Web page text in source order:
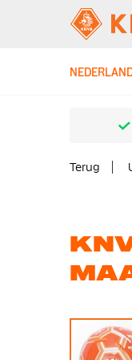
Terug
Ga